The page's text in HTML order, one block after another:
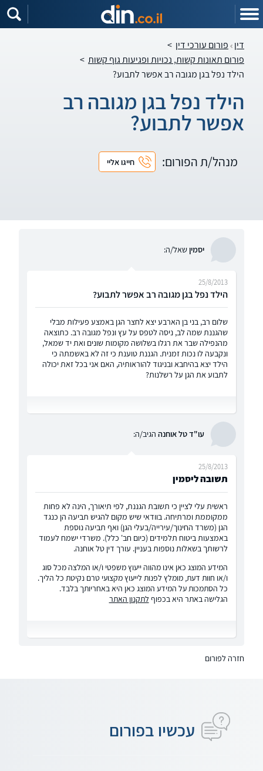
דין פורום עורכי דין >
פורום תאונות קשות, נכויות ופגיעות גוף קשות >
הילד נפל בגן מגובה רב אפשר לתבוע?
הילד נפל בגן מגובה רב
אפשר לתבוע?
מנהל/ת הפורום: חייגו אליי
יסמיןשאל/ה:
הילד נפל בגן מגובה רב אפשר לתבוע?
25/8/2013
שלום רב, בני בן הארבע יצא לחצר הגן באמצע פעילות מבלי
שהגננת שמה לב, ניסה לטפס על עץ ונפל מגובה רב. כתוצאה
מהנפילה שבר את רגלו בשלושה מקומות שונים ואת יד שמאל,
ונקבעה לו נכות זמנית. הגננת טוענת כי זה לא באשמתה כי
הילד יצא בהיחבא ובניגוד להוראותיה, האם אני בכל זאת יכולה
לתבוע את הגן על רשלנות?
עו"ד טל אוחנה הגיב/ה:
תשובה ליסמין
25/8/2013
ראשית עלי לציין כי תשובת הגננת, לפי תיאורך, הינה לא פחות
ממקוממת ומרתיחה. בוודאי שיש מקום להגיש תביעה הן כנגד
הגן (משרד החינוך/עירייה/בעלי הגן) ואף תביעה נוספת
באמצעות ביטוח תלמידים (כיום חב' כלל). משרדי ישמח לעמוד
לרשותך בשאלות נוספות בעניין. עורך דין טל אוחנה.
המידע המוצג כאן אינו מהווה ייעוץ משפטי ו/או המלצה מכל סוג
ו/או חוות דעת, מומלץ לפנות לייעוץ מקצועי טרם נקיטת כל הליך.
כל הסתמכות על המידע המוצג כאן היא באחריותך בלבד.
הגלישה באתר היא בכפוף לתקנון האתר
חזרה לפורום
עכשיו בפורום